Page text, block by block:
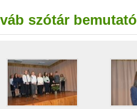
szótár bemutató